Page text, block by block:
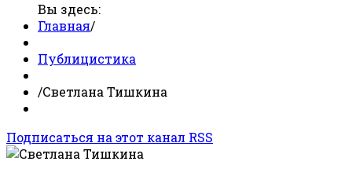
Вы здесь:
Главная/
Публицистика
/Светлана Тишкина
Подписаться на этот канал RSS